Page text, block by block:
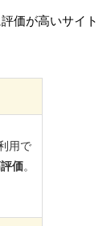
価が高いサイト